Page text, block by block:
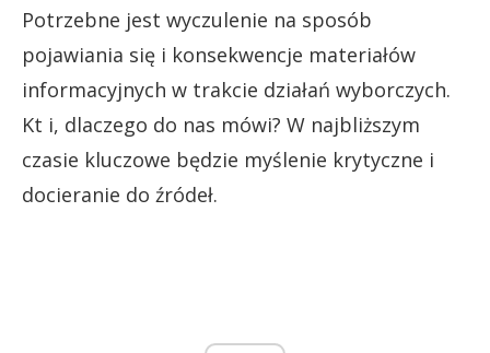
Potrzebne jest wyczulenie na sposób
pojawiania się i konsekwencje materiałów
informacyjnych w trakcie działań wyborczych.
Kt i, dlaczego do nas mówi? W najbliższym
czasie kluczowe będzie myślenie krytyczne i
docieranie do źródeł.